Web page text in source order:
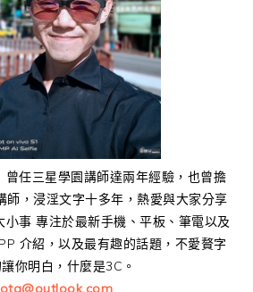
曾任三星學園講師達兩年經驗，也曾擔
師，浸淫文字十多年，熱愛與大家分享
事 專注於最新手機、平板、筆電以及
介紹，以及最有趣的話題，不愛贅字
你明白，什麼是3C。